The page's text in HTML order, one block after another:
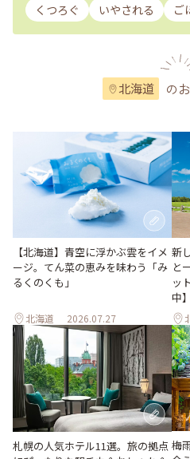
くつろぐ
いやされる ご
北海道 の
【北海道】青空に浮かぶ雲をイメ
ージ。てん菜の恵みを味わう「み
るくのくも」
北海道 2026.07.27
新
と
ッ
中】
札幌の人気ホテル11選。旅の拠点 梅